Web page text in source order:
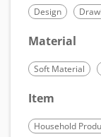
Design
Material
Soft Material
Item
Household